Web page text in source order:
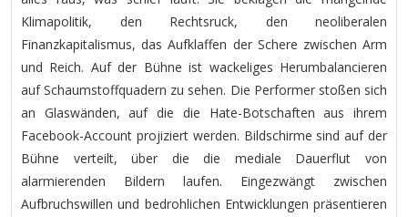
Klimapolitik, den Rechtsruck, den neoliberalen
Finanzkapitalismus, das Aufklaffen der Schere zwischen Arm
und Reich. Auf der Bühne ist wackeliges Herumbalancieren
auf Schaumstoffquadern zu sehen. Die Performer stoßen sich
an Glaswänden, auf die die Hate-Botschaften aus ihrem
Facebook-Account projiziert werden. Bildschirme sind auf der
Bühne verteilt, über die die mediale Dauerflut von
alarmierenden Bildern laufen. Eingezwängt zwischen
Aufbruchswillen und bedrohlichen Entwicklungen präsentieren